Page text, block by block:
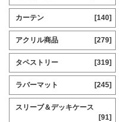
カーテン [140]
アクリル商品 [279]
タペストリー [319]
ラバーマット [245]
スリーブ＆デッキケース
[91]